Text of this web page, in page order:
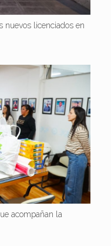
nuevos licenciados en
acompañan la